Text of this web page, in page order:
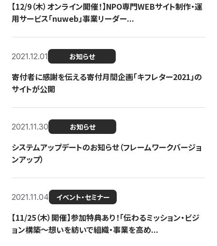
【12/9（木）オンライン開催！】NPO専門WEBサイト制作・運
用サービス「nuweb」事業リーダー...
2021.12.01 お知らせ
寄付者に感謝を伝える寄付月間企画「キフレター2021」の
サイトが公開
2021.11.30 お知らせ
システムアップデートのお知らせ（フレームワークバージョ
ンアップ）
2021.11.04 イベント・セミナー
【11/25（木）開催】参加特典あり！「伝わるミッション・ビジ
ョン構築〜想いを紡いで組織・事業を高め...